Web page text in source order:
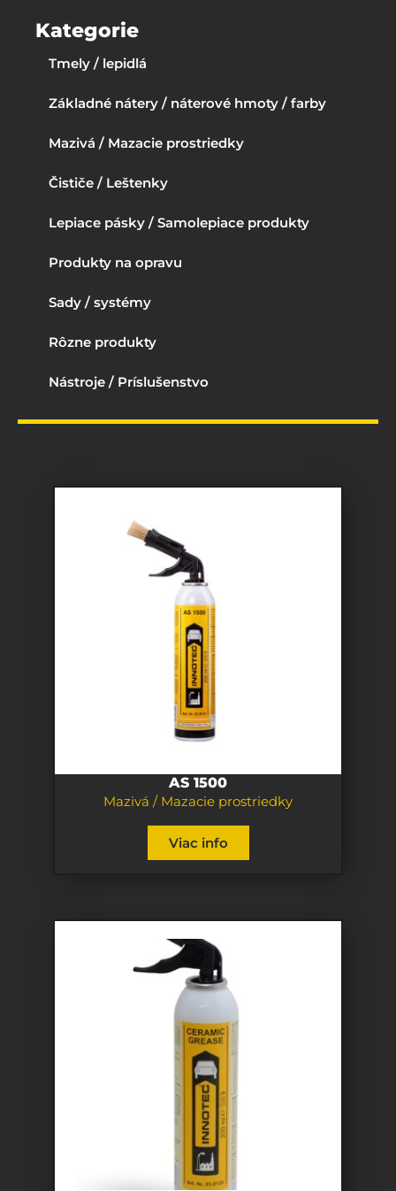
Kategorie
Tmely / lepidlá
Základné nátery / náterové hmoty / farby
Mazivá / Mazacie prostriedky
Čističe / Leštenky
Lepiace pásky / Samolepiace produkty
Produkty na opravu
Sady / systémy
Rôzne produkty
Nástroje / Príslušenstvo
AS 1500
Mazivá / Mazacie prostriedky
Viac info